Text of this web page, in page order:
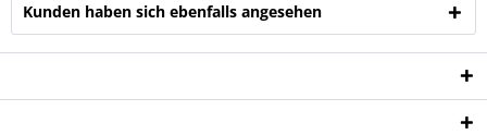
Kunden haben sich ebenfalls angesehen